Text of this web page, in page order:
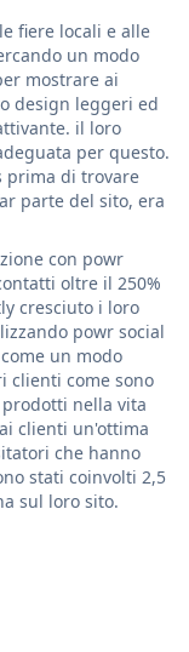
fiere locali e alle
un modo
mostrare ai
design leggeri ed
il loro
per questo.
prima di trovare
parte del sito, era
con powr
oltre il 250%
cresciuto i loro
powr social
un modo
clienti come sono
nella vita
clienti un'ottima
che hanno
stati coinvolti 2,5
sul loro sito.